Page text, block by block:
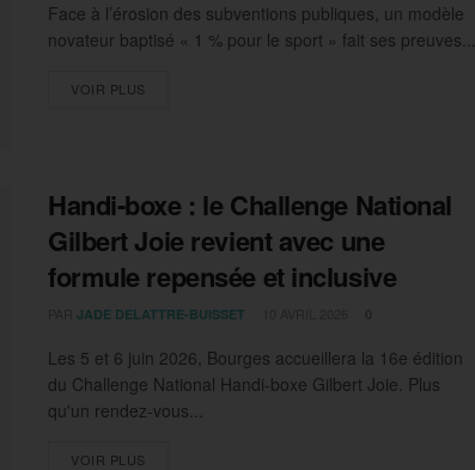
Face à l’érosion des subventions publiques, un modèle
novateur baptisé « 1 % pour le sport » fait ses preuves...
VOIR PLUS
Handi-boxe : le Challenge National
Gilbert Joie revient avec une
formule repensée et inclusive
JADE DELATTRE-BUISSET
Les 5 et 6 juin 2026, Bourges accueillera la 16e édition
du Challenge National Handi-boxe Gilbert Joie. Plus
qu'un rendez-vous...
VOIR PLUS